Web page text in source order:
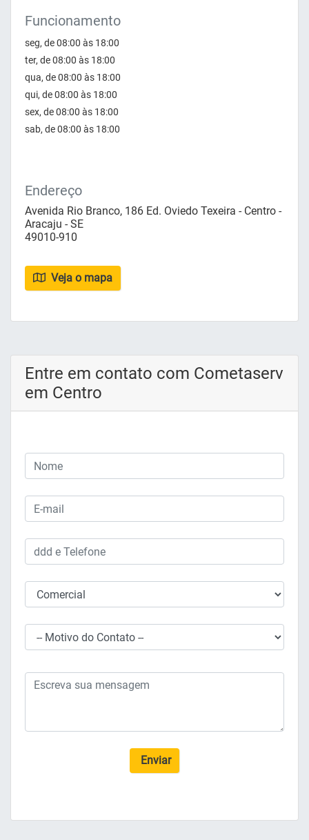
Funcionamento
seg, de 08:00 às 18:00
ter, de 08:00 às 18:00
qua, de 08:00 às 18:00
qui, de 08:00 às 18:00
sex, de 08:00 às 18:00
sab, de 08:00 às 18:00
Endereço
Avenida Rio Branco, 186 Ed. Oviedo Texeira - Centro -
Aracaju - SE
49010-910
Veja o mapa
Entre em contato com Cometaserv
em Centro
Enviar